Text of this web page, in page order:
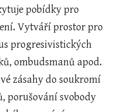
pobídky pro
Vytváří prostor pro
progresivistických
ombudsmanů apod.
zásahy do soukromí
porušování svobody